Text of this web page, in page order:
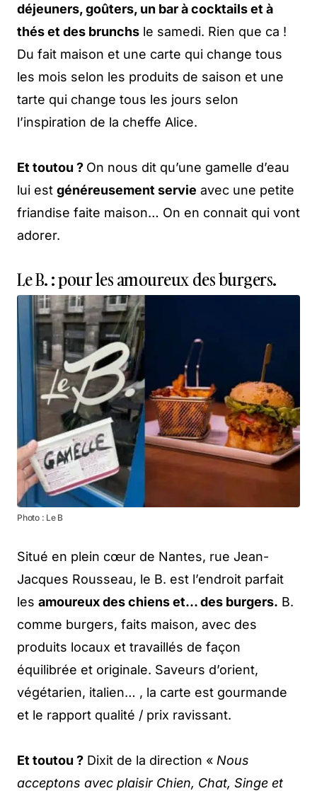
déjeuners, goûters, un bar à cocktails et à
thés et des brunchs le samedi. Rien que ca !
Du fait maison et une carte qui change tous
les mois selon les produits de saison et une
tarte qui change tous les jours selon
l’inspiration de la cheffe Alice.
Et toutou ? On nous dit qu’une gamelle d’eau
lui est généreusement servie avec une petite
friandise faite maison… On en connait qui vont
adorer.
Le B. : pour les amoureux des burgers.
Photo : Le B
Situé en plein cœur de Nantes, rue Jean-
Jacques Rousseau, le B. est l’endroit parfait
les amoureux des chiens et… des burgers. B.
comme burgers, faits maison, avec des
produits locaux et travaillés de façon
équilibrée et originale. Saveurs d’orient,
végétarien, italien… , la carte est gourmande
et le rapport qualité / prix ravissant.
Et toutou ? Dixit de la direction « Nous
acceptons avec plaisir Chien, Chat, Singe et